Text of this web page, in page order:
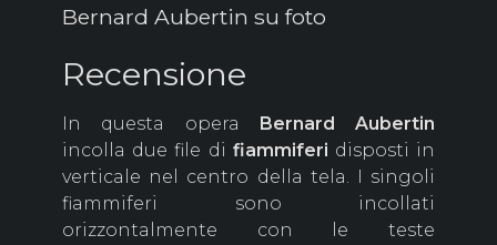
Bernard Aubertin su foto
Recensione
In questa opera Bernard Aubertin
incolla due file di fiammiferi disposti in
verticale nel centro della tela. I singoli
fiammiferi sono incollati
orizzontalmente con le teste